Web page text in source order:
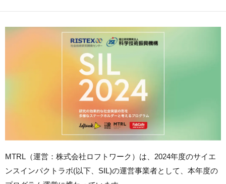
MTRL（運営：株式会社ロフトワーク）は、2024年度のサイエ
ンスインパクトラボ(以下、SIL)の運営事業者として、本年度の